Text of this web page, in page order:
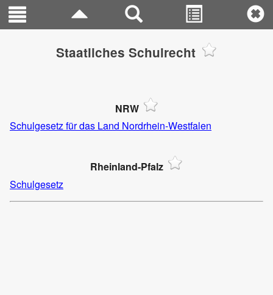
Staatliches Schulrecht
NRW
Schulgesetz für das Land Nordrhein-Westfalen
Rheinland-Pfalz
Schulgesetz